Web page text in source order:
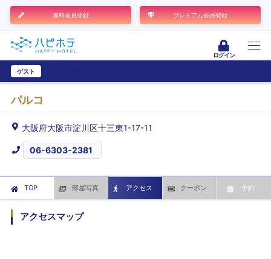
無料会員登録 プレミアム会員登録
ログイン
ゲスト
パルコ
大阪府大阪市淀川区十三東1-17-11
06-6303-2381
TOP 部屋写真 アクセス クーポン 予約
アクセスマップ